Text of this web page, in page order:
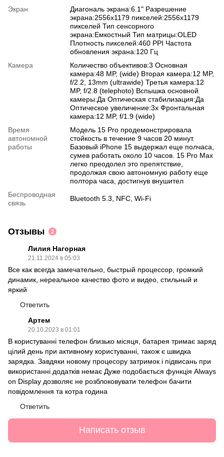
Экран
Диагональ экрана:6.1" Разрешение
экрана:2556x1179 пикселей:2556x1179
пикселей Тип сенсорного
экрана:Емкостный Тип матрицы:OLED
Плотность пикселей:460 PPI Частота
обновления экрана:120 Гц
Камера
Количество объективов:3 Основная
камера:48 MP, (wide) Вторая камера:12 MP,
f/2.2, 13mm (ultrawide) Третья камера:12
MP, f/2.8 (telephoto) Вспышка основной
камеры:Да Оптическая стабилизация:Да
Оптическое увеличение:3x Фронтальная
камера:12 MP, f/1.9 (wide)
Время
автономной
работы
Модель 15 Pro продемонстрировала
стойкость в течение 9 часов 20 минут.
Базовый iPhone 15 выдержал еще полчаса,
сумев работать около 10 часов. 15 Pro Max
легко преодолел это препятствие,
продолжая свою автономную работу еще
полтора часа, достигнув внушител
Беспроводная
связь
Bluetooth 5.3, NFC, Wi-Fi
Отзывы 2
Лилия Нагорная
21.11.2024 в 05:03
Все как всегда замечательно, быстрый процессор, громкий
динамик, нереальное качество фото и видео, стильный и
яркий
Ответить
Артем
20.10.2023 в 01:01
В користуванні телефон близько місяця, батарея тримає заряд
цілий день при активному користуванні, також є швидка
зарядка. Завдяки новому процесору затримок і підвисань при
використанні додатків немає Дуже подобається функція Always
on Display дозволяє не розблоковувати телефон бачити
повідомлення та котра година
Ответить
Написать отзыв